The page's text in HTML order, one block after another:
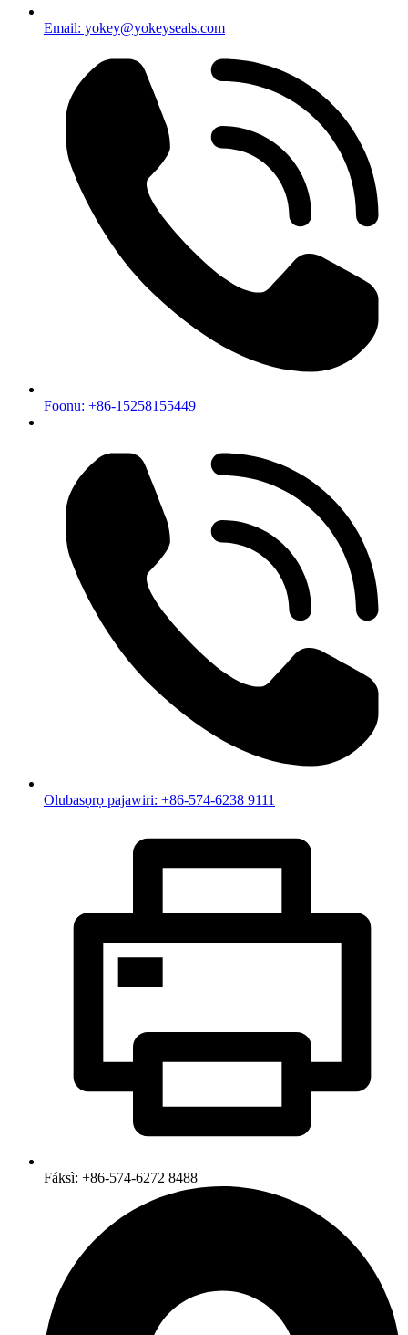
Email: yokey@yokeyseals.com
Foonu: +86-15258155449
Olubasọrọ pajawiri: +86-574-6238 9111
Fáksì: +86-574-6272 8488